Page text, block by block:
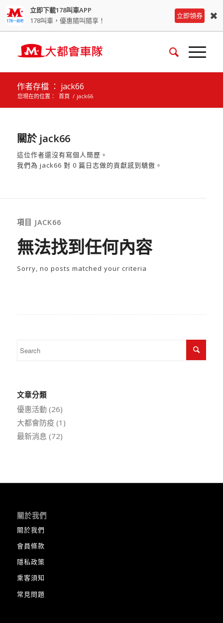
立即下載178叫車APP
178叫車，優惠隨叫隨享！
立即領券 ✖
作者存檔 ： jack66
您現在的位置： 首頁 / jack66
關於 jack66
這位作者還沒有寫個人簡歷。
我們為 jack66 對 0 篇日志做的貢獻感到驕傲。
項目 JACK66
無法找到任何內容
Sorry, no posts matched your criteria
文章分類
優惠活動 (26)
大都會防疫(1)
最新消息 (72)
關於我們
關於我們
會員條款
隱私政策
乘客須知
常見問題